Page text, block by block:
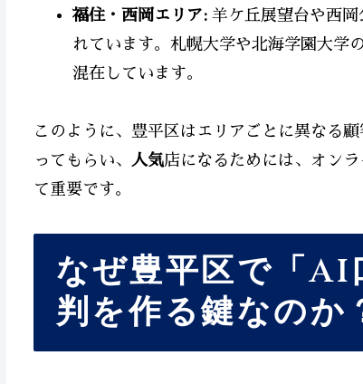
福住・西岡エリア: 羊ケ丘展望台や西
れています。札幌大学や北海学園大学
混在しています。
このように、豊平区はエリアごとに異なる
ってもらい、
人気店になるためには、オン
て重要です。
なぜ豊平区で「AI
判を作る鍵なのか